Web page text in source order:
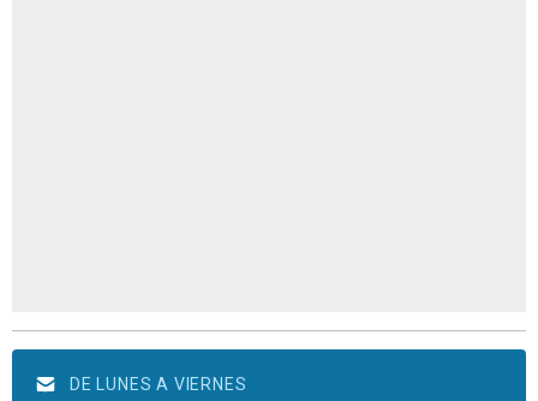
DE LUNES A VIERNES